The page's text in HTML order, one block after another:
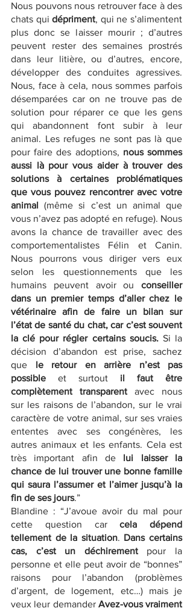
Nous pouvons nous retrouver face à des
chats qui dépriment, qui ne s’alimentent
plus donc se laisser mourir ; d’autres
peuvent rester des semaines prostrés
dans leur litière, ou d’autres, encore,
développer des conduites agressives.
Nous, face à cela, nous sommes parfois
désemparées car on ne trouve pas de
solution pour réparer ce que les gens
qui abandonnent font subir à leur
animal. Les refuges ne sont pas là que
pour faire des adoptions, nous sommes
aussi là pour vous aider à trouver des
solutions à certaines problématiques
que vous pouvez rencontrer avec votre
animal (même si c’est un animal que
vous n’avez pas adopté en refuge). Nous
avons la chance de travailler avec des
comportementalistes Félin et Canin.
Nous pourrons vous diriger vers eux
selon les questionnements que les
humains peuvent avoir ou conseiller
dans un premier temps d’aller chez le
vétérinaire afin de faire un bilan sur
l’état de santé du chat, car c’est souvent
la clé pour régler certains soucis. Si la
décision d’abandon est prise, sachez
que le retour en arrière n’est pas
possible et surtout il faut être
complètement transparent avec nous
sur les raisons de l’abandon, sur le vrai
caractère de votre animal, sur ses vraies
ententes avec ses congénères, les
autres animaux et les enfants. Cela est
très important afin de lui laisser la
chance de lui trouver une bonne famille
qui saura l’assumer et l’aimer jusqu’à la
fin de ses jours.”
Blandine : “J’avoue avoir du mal pour
cette question car cela dépend
tellement de la situation. Dans certains
cas, c’est un déchirement pour la
personne et elle peut avoir de “bonnes”
raisons pour l’abandon (problèmes
d’argent, de logement, etc…) mais je
veux leur demander Avez-vous vraiment